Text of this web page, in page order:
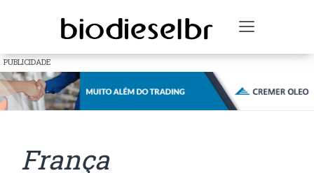
Toggle
PUBLICIDADE
França